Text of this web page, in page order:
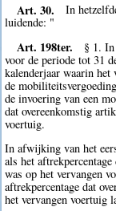
Art. 30.
In
luidende: "
Art. 198ter.
§ 1.
voor de periode tot 31
kalenderjaar waarin
de
de invoering van een
dat overeenkomstig
voertuig.
In afwijking van het
als het
was op het vervangen
aftrekpercentage dat
het vervangen voertuig